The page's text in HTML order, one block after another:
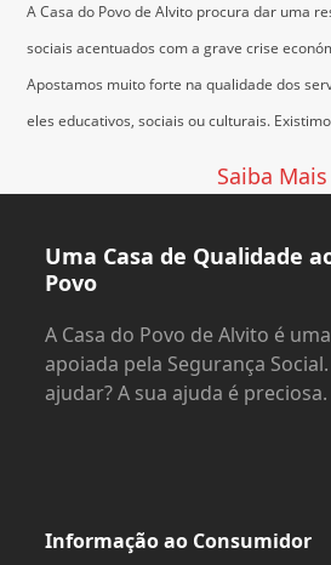
A Casa do Povo de Alvito procura dar uma
sociais acentuados com a grave crise
Apostamos muito forte na qualidade dos
eles educativos, sociais ou culturais.
Saiba Mais
Uma Casa de Qualidade
Povo
A Casa do Povo de Alvito é
apoiada pela Segurança
ajudar? A sua ajuda é preciosa.
Informação ao Consumidor